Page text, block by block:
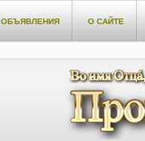
ОБЪЯВЛЕНИЯ О САЙТЕ